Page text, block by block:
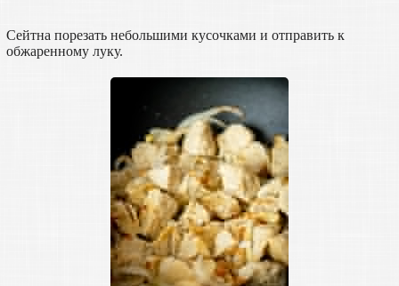
Сейтна порезать небольшими кусочками и отправить к
обжаренному луку.